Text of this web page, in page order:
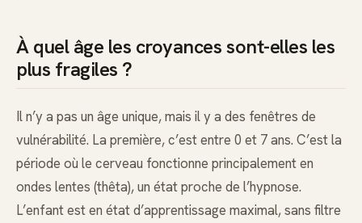
À quel âge les croyances sont-elles les
plus fragiles ?
Il n’y a pas un âge unique, mais il y a des fenêtres de
vulnérabilité. La première, c’est entre 0 et 7 ans. C’est la
période où le cerveau fonctionne principalement en
ondes lentes (thêta), un état proche de l’hypnose.
L’enfant est en état d’apprentissage maximal, sans filtre